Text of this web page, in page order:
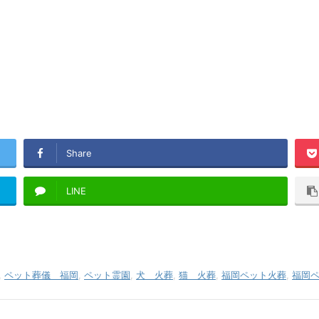
Share
LINE
ペット葬儀 福岡 ペット霊園 犬 火葬 猫 火葬 福岡ペット火葬 福岡